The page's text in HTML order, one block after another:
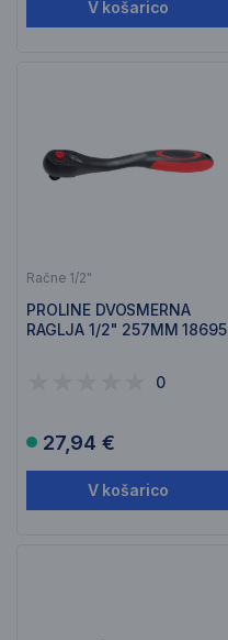
V košarico
Račne 1/2"
PROLINE DVOSMERNA
RAGLJA 1/2" 257MM 18695
0
27,94 €
V košarico